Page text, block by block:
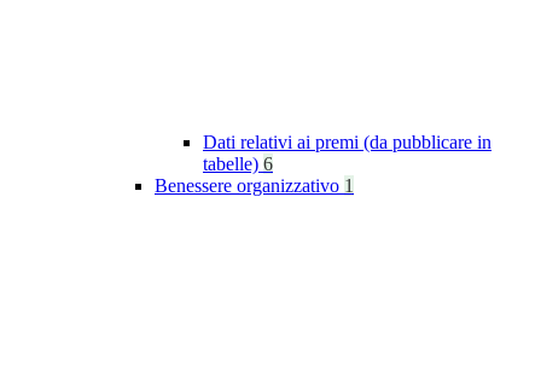
Dati relativi ai premi (da pubblicare in
tabelle) 6
Benessere organizzativo 1